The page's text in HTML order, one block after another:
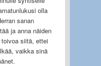
olla
sanan
ja anna näiden
siitä, ettei
vaikka sinä